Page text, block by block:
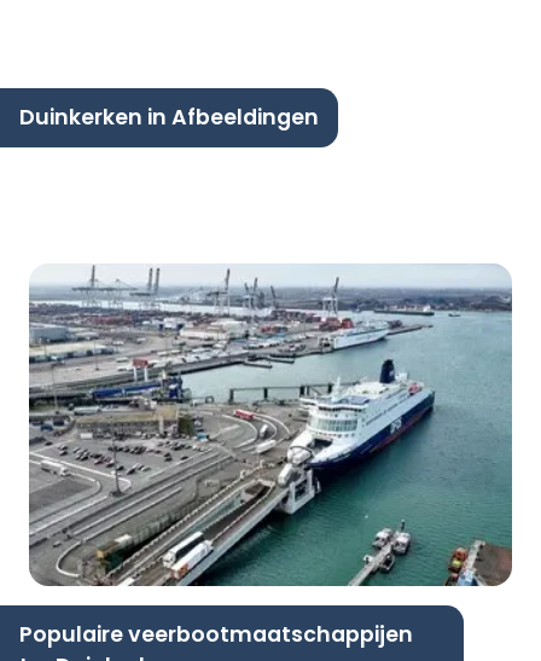
Duinkerken in Afbeeldingen
Populaire veerbootmaatschappijen